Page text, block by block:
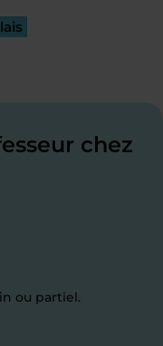
chez
ou partiel.